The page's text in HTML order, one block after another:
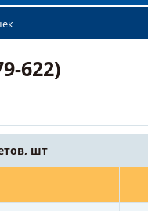
622)
шт